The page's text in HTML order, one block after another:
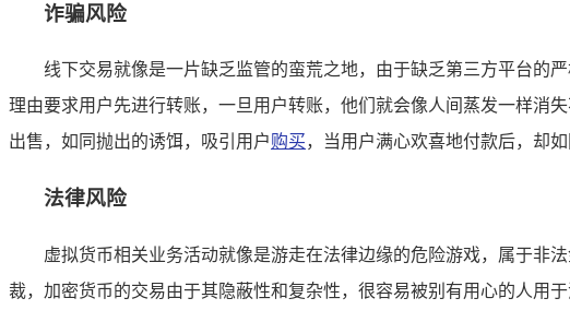
诈骗风险
线下交易就像是一片缺乏监管的蛮荒之地，由于缺乏第三方平台的
理由要求用户先进行转账，一旦用户转账，他们就会像人间蒸发一样消
出售，如同抛出的诱饵，吸引用户购买，当用户满心欢喜地付款后，却
法律风险
虚拟货币相关业务活动就像是游走在法律边缘的危险游戏，属于非
裁，加密货币的交易由于其隐蔽性和复杂性，很容易被别有用心的人用